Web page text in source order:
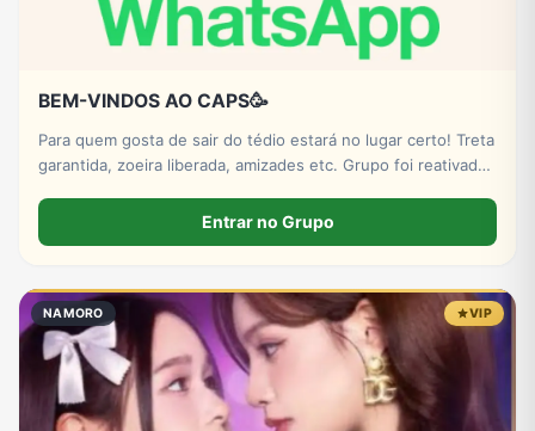
BEM-VINDOS AO CAPS🥳
Para quem gosta de sair do tédio estará no lugar certo! Treta
garantida, zoeira liberada, amizades etc. Grupo foi reativado
Entrar no Grupo
NAMORO VIP